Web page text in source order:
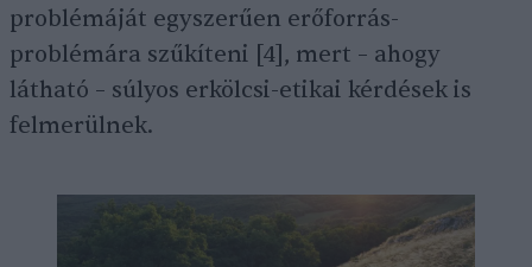
problémáját egyszerűen erőforrás-
problémára szűkíteni [4], mert – ahogy
látható – súlyos erkölcsi-etikai kérdések is
felmerülnek.